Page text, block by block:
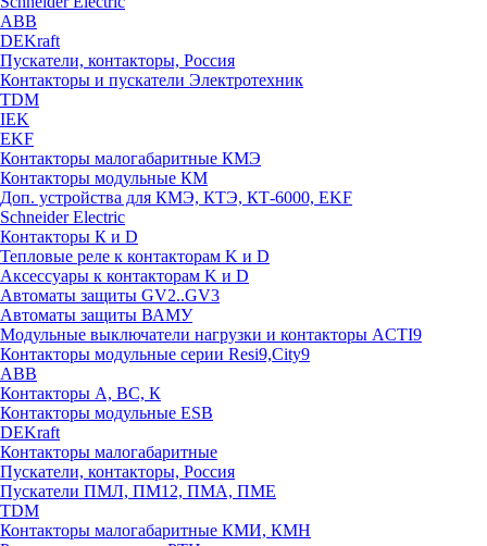
ABB
DEKraft
Пускатели, контакторы, Россия
Контакторы и пускатели Электротехник
TDM
IEK
EKF
Контакторы малогабаритные КМЭ
Контакторы модульные КМ
Доп. устройства для КМЭ, КТЭ, КТ-6000, EKF
Schneider Electric
Контакторы К и D
Тепловые реле к контакторам K и D
Аксессуары к контакторам K и D
Автоматы защиты GV2..GV3
Автоматы защиты ВАМУ
Модульные выключатели нагрузки и контакторы ACTI9
Контакторы модульные серии Resi9,City9
ABB
Контакторы А, ВС, К
Контакторы модульные ESB
DEKraft
Контакторы малогабаритные
Пускатели, контакторы, Россия
Пускатели ПМЛ, ПМ12, ПМА, ПМЕ
TDM
Контакторы малогабаритные КМИ, КМН